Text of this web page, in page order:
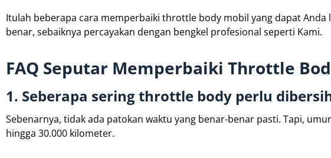
Itulah beberapa cara memperbaiki throttle body mobil yang dapat Anda
benar, sebaiknya percayakan dengan bengkel profesional seperti Kami.
FAQ Seputar Memperbaiki Throttle
1. Seberapa sering throttle body perlu
Sebenarnya, tidak ada patokan waktu yang benar-benar pasti. Tapi,
hingga 30.000 kilometer.